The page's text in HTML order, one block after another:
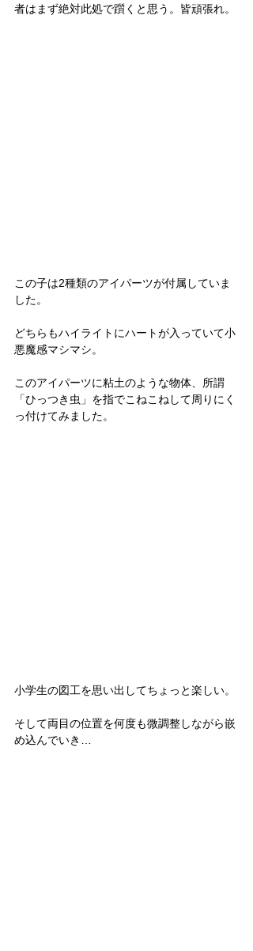
者はまず絶対此処で躓くと思う。皆頑張れ。
この子は2種類のアイパーツが付属していま
した。
どちらもハイライトにハートが入っていて小
悪魔感マシマシ。
このアイパーツに粘土のような物体、所謂
「ひっつき虫」を指でこねこねして周りにく
っ付けてみました。
小学生の図工を思い出してちょっと楽しい。
そして両目の位置を何度も微調整しながら嵌
め込んでいき…